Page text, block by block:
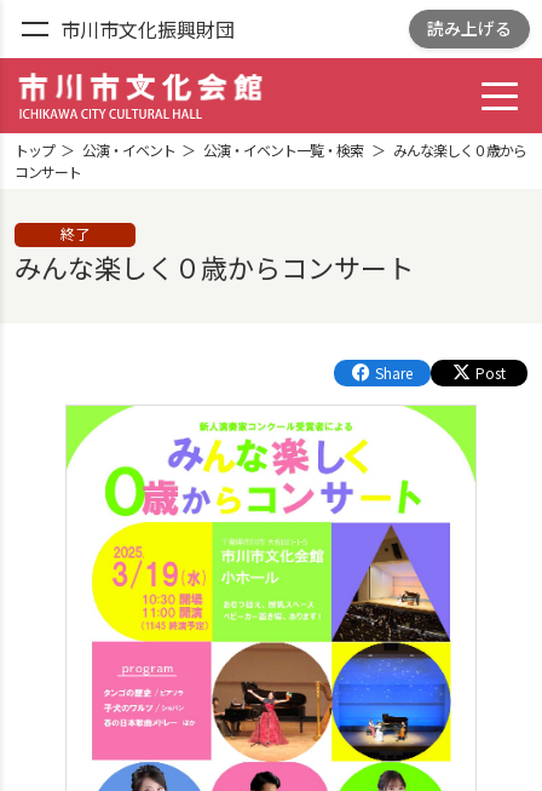
市川市文化振興財団 読み上げる
ICHIKAWA CITY
トップ 公演・イベント 公演・イベント一覧・検索
みんな楽しく０歳から
コンサート
終了
みんな楽しく０歳からコンサート
Share Post